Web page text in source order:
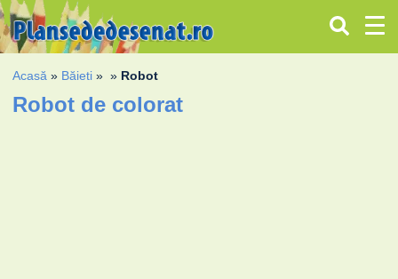
Acasă » Băieti » » Robot
Robot de colorat